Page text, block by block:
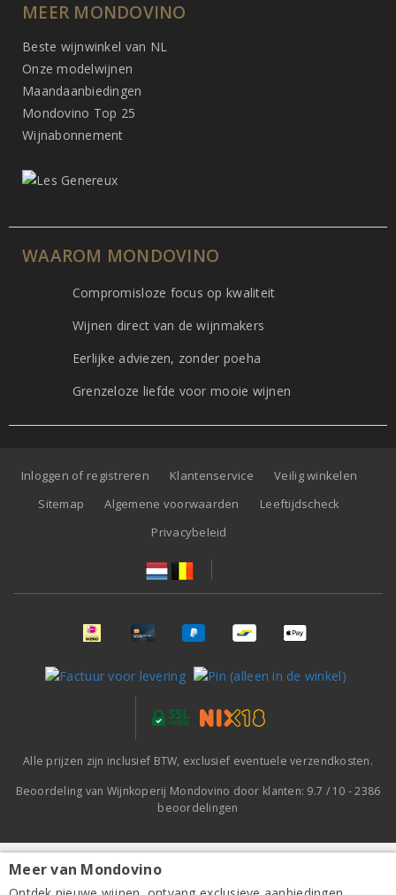
MEER MONDOVINO
Beste wijnwinkel van NL
Onze modelwijnen
Maandaanbiedingen
Mondovino Top 25
Wijnabonnement
WAAROM MONDOVINO
Compromisloze focus op kwaliteit
Wijnen direct van de wijnmakers
Eerlijke adviezen, zonder poeha
Grenzeloze liefde voor mooie wijnen
Inloggen of registreren Klantenservice
Veilig winkelen
Sitemap
Algemene voorwaarden
Leeftijdscheck
Privacybeleid
Alle prijzen zijn inclusief BTW, exclusief eventuele verzendkosten.
Beoordeling van Wijnkoperij Mondovino door klanten: 9.7 / 10 -2386
beoordelingen
Meer van Mondovino